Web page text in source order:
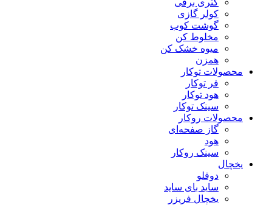
کتری برقی
کولر گازی
گوشت کوب
مخلوط کن
میوه خشک کن
همزن
محصولات توکار
فر توکار
هود توکار
سینک توکار
محصولات روکار
گاز صفحه‌ای
هود
سینک روکار
یخچال
دوقلو
ساید بای ساید
یخچال فریزر